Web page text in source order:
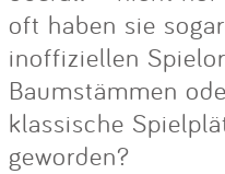
oft haben sie
inoffiziellen
Baumstämmen
klassische
geworden?